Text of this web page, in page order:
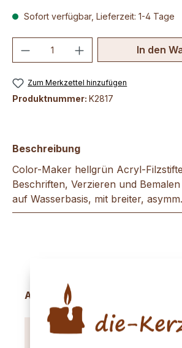
Sofort verfügbar, Lieferzeit: 1-4 Tage
Produkt Anzahl: GibIn den
Zum Merkzettel hinzufügen
Produktnummer: K2817
Beschreibung
Color-Maker hellgrün Acryl-
Beschriften, Verzieren und
auf Wasserbasis, mit breiter,
Produktgalerie überspringen
Accessory Items